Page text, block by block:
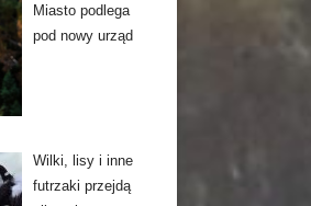
Miasto podlega
pod nowy urząd
Wilki, lisy i inne
futrzaki przejdą